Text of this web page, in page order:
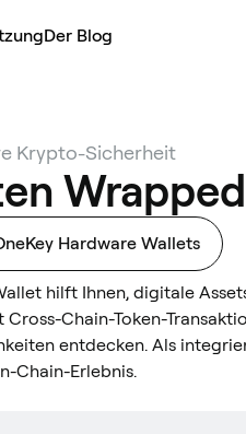
Der Blog
Krypto-Sicherheit
Hardware Wallets
hilft Ihnen, digitale
Cross-Chain-Token-
entdecken. Als
Chain-Erlebnis.